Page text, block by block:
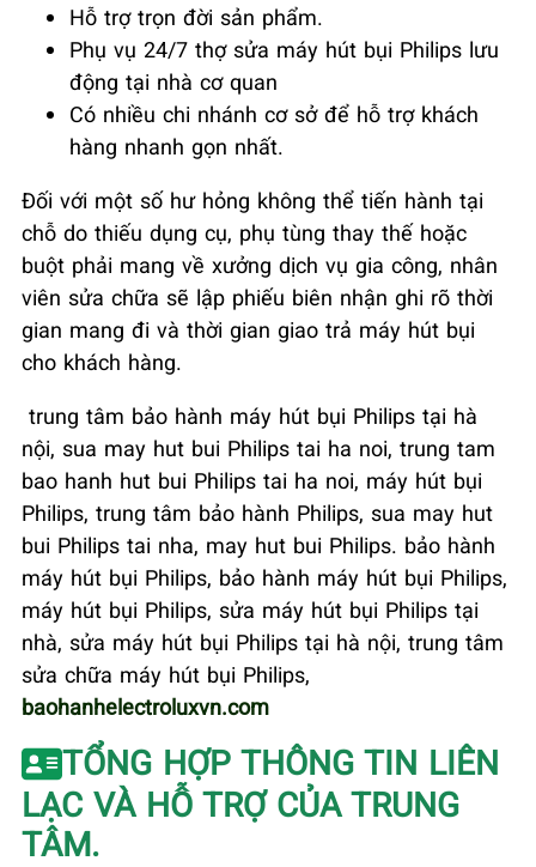
Hỗ trợ trọn đời sản phẩm.
Phụ vụ 24/7 thợ sửa máy hút bụi Philips lưu
động tại nhà cơ quan
Có nhiều chi nhánh cơ sở để hỗ trợ khách
hàng nhanh gọn nhất.
Đối với một số hư hỏng không thể tiến hành tại
chỗ do thiếu dụng cụ, phụ tùng thay thế hoặc
buột phải mang về xưởng dịch vụ gia công, nhân
viên sửa chữa sẽ lập phiếu biên nhận ghi rõ thời
gian mang đi và thời gian giao trả máy hút bụi
cho khách hàng.
trung tâm bảo hành máy hút bụi Philips tại hà
nội, sua may hut bui Philips tai ha noi, trung tam
bao hanh hut bui Philips tai ha noi, máy hút bụi
Philips, trung tâm bảo hành Philips, sua may hut
bui Philips tai nha, may hut bui Philips. bảo hành
máy hút bụi Philips, bảo hành máy hút bụi Philips,
máy hút bụi Philips, sửa máy hút bụi Philips tại
nhà, sửa máy hút bụi Philips tại hà nội, trung tâm
sửa chữa máy hút bụi Philips,
baohanhelectroluxvn.com
TỔNG HỢP THÔNG TIN LIÊN
LẠC VÀ HỖ TRỢ CỦA TRUNG
TÂM.